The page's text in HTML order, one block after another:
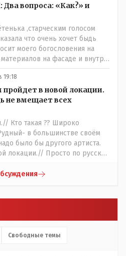
// Казахи. Цитата://
в 1885 году состоял из
и младшего помощников
в уездном управлении
суда и городской управы.
врачи, повивальная
аптека.// Областной
В честь основателя
Костанае не назвали улицу и
vofkakst: Где ономасты,
исторических названий?
то должен делать что то за
инициативную группу,
и без истерик -
вода не потечёт. Насчёт
ономасты - я думаю
вопроса: «Как?» и
,старческим голосом
что очень хочет быдь
моего богословения на
на фасаде и внутри
сказал,что от вас даромедов
потому использовать
для раздачи пустых
это разговор и закончился.
19:18
пройдет в новой локации.
не вмещает всех
Кто такая ?? Широко
в большинстве своём
было бы другого артиста.
локации.// Просто по русски
Свободные темы